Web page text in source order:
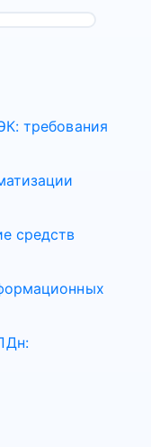
требования
средств